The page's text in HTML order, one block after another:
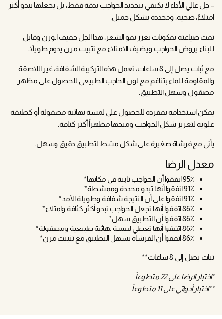
– جل عالي الأداء لا يكتفي بتحديد الحواجب بدقة فقط، بل يجعلها تبدو أكثر
امتلاءً، صحية، ومحددة بشكل جميل.
تمت صياغته بمكونات تعزز نمو الشعر، هذا الجل خفيف الوزن وقابل
للبناء يروض الحواجب ويضيف الامتلاء مع تثبيت مرن يدوم طويلاً.
مع ثبات يصل إلى 8 ساعات، تعمل هذه التركيبة الشفافة، غير اللاصقة
والمقاومة للماء بتناغم مع لون الحاجب الطبيعي للحصول على مظهر
مصقول وسهل التطبيق.
يمكن استخدامه بمفرده للحصول على لمسة نهائية مصقولة أو كطبقة
علوية لتعزيز شكل الحواجب ومنحها مظهراً أكثر كثافة.
يأتي مع فرشاة صغيرة على شكل مشط لتطبيق دقيق وسهل.
معدل الرضا
95٪ اتفقوا أن الحواجب ثابتة في مكانها*
91٪ اتفقوا أنها تبدو محددة وممشطة*
91٪ اتفقوا على أن النتيجة شفافة وطويلة الأمد*
86٪ اتفقوا أنها تجعل الحواجب تبدو أكثر كثافة وامتلاء*
86٪ اتفقوا أن التطبيق سهل*
86٪ اتفقوا أنها تعطي لمسة نهائية طبيعية ومصقولة*
86٪ اتفقوا أن الفرشاة تسهل التطبيق مع تثبيت مرن*
ثبات يصل إلى 8 ساعات**
*اختبار الرضا على 22 متطوعاً
**اختبار أدواتي على 11 متطوعاً